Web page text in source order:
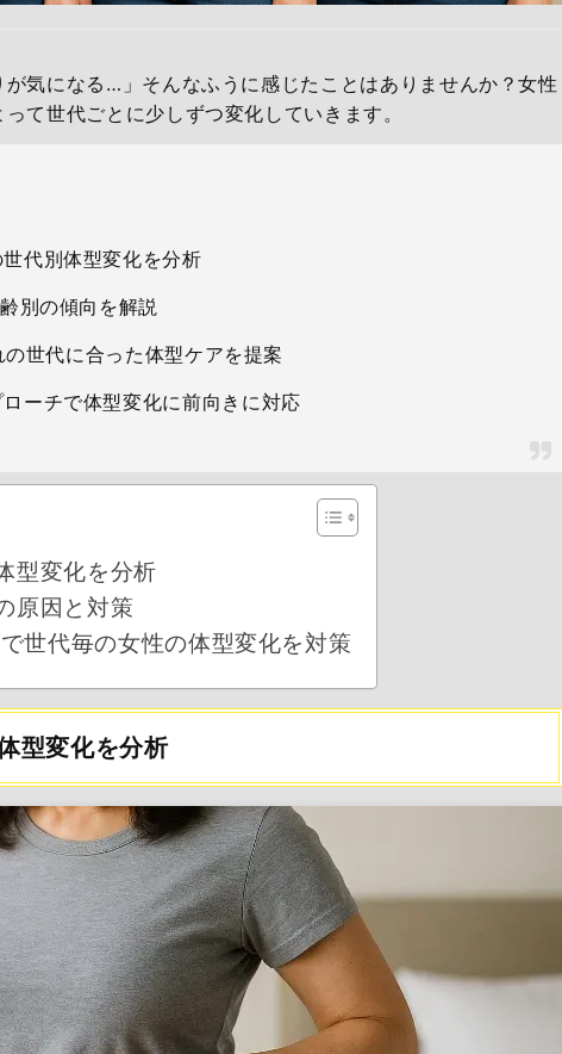
が気になる…」そんなふうに感じたことはありませんか？女性
て世代ごとに少しずつ変化していきます。
代別体型変化を分析
別の傾向を解説
世代に合った体型ケアを提案
ーチで体型変化に前向きに対応
型変化を分析
原因と対策
世代毎の女性の体型変化を対策
型変化を分析